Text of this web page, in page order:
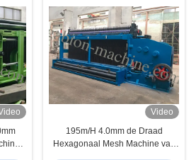
Video
195m/H 4.0mm de Draad
Hexagonaal Mesh Machine van